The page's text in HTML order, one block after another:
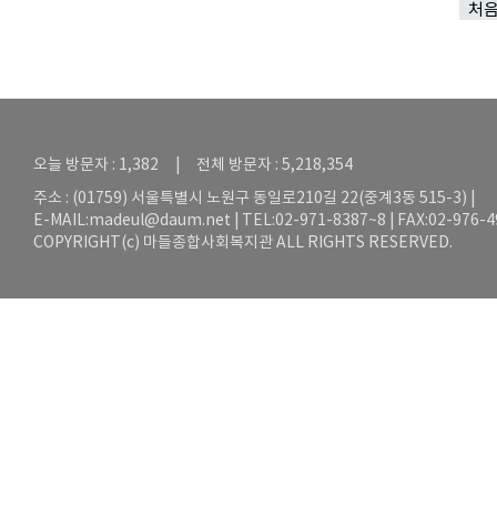
처
오늘 방문자 : 1,382 | 전체 방문자 : 5,218,354
주소 : (01759) 서울특별시 노원구 동일로210길 22(중계3동 515-3) |
E-MAIL:madeul@daum.net | TEL:02-971-8387~8 | FAX:02-976-
COPYRIGHT(c) 마들종합사회복지관 ALL RIGHTS RESERVED.